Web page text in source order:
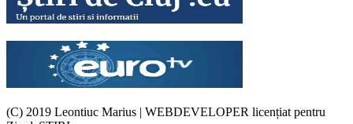
(C) 2019 Leontiuc Marius | WEBDEVELOPER licențiat pentru